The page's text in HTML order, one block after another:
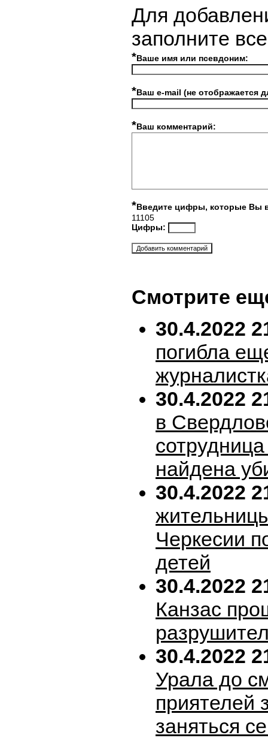
Для
заполните
*Ваше имя или псевдоним:
*Ваш e-mail (не отображается
*Ваш комментарий:
*Введите цифры, которые Вы
11105
Цифры:
Смотрите
30.4.2022
погибла
30.4.2022
в
найдена
30.4.2022
Черкесии
детей
30.4.2022
Канзас
30.4.2022
Урала до
приятелей
заняться